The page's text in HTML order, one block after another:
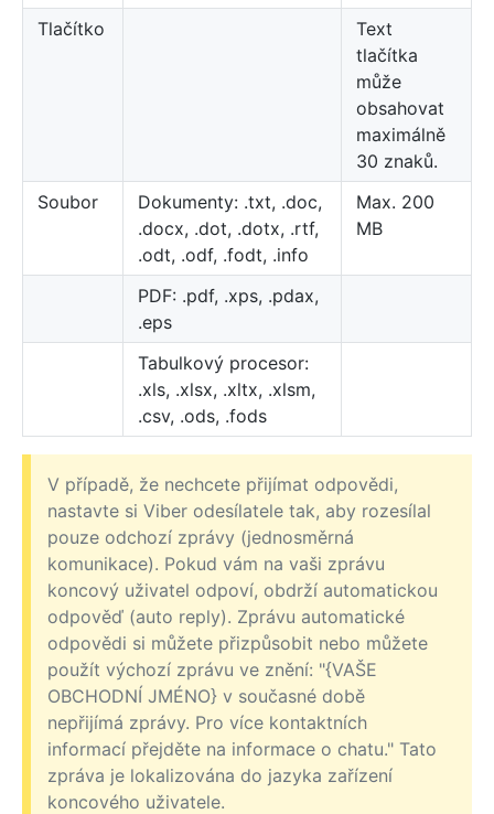
Tlačítko
Text
tlačítka
může
obsahovat
maximálně
30 znaků.
Soubor
Dokumenty: .txt, .doc,
.docx, .dot, .dotx, .rtf,
.odt, .odf, .fodt, .info
Max. 200
MB
PDF: .pdf, .xps, .pdax,
.eps
Tabulkový procesor:
.xls, .xlsx, .xltx, .xlsm,
.csv, .ods, .fods
V případě, že nechcete přijímat odpovědi,
nastavte si Viber odesílatele tak, aby rozesílal
pouze odchozí zprávy (jednosměrná
komunikace). Pokud vám na vaši zprávu
koncový uživatel odpoví, obdrží automatickou
odpověď (auto reply). Zprávu automatické
odpovědi si můžete přizpůsobit nebo můžete
použít výchozí zprávu ve znění: "{VAŠE
OBCHODNÍ JMÉNO} v současné době
nepřijímá zprávy. Pro více kontaktních
informací přejděte na informace o chatu." Tato
zpráva je lokalizována do jazyka zařízení
koncového uživatele.